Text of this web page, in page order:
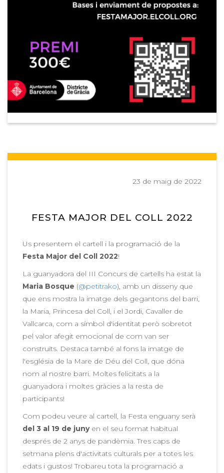
23 de maig de 2022
FESTA MAJOR DEL COLL 2022
Us presentem el cartell i la programació de la
Festa Major del Coll 2022!
La guanyadora del III Concurs de cartells ha estat la
Maria Bosque (@petitrako), amb un disseny que
que ens mostra la imatge dels gegantons del barri,
la Maria, Princesa del Coll, i el Jordi, Cavaller de
Vallcarca, com a símbol d'identitat però sobretot
pel valor afegit emocional de com van ser
construïts. Destaca també al fons la imatge de
l'església de la Mare de Déu del Coll, que dóna
nom al nostre barri. Moltes felicitats a la
guanyadora i moltes gràcies a la resta de
participants!
Com podeu veure al cartell, la Festa enguany serà
del 3 al 19 de junyen el seu format habitual
després de 2 anys de pandèmia. Tres caps de
setmana plens d'activitats culturals per a totes les
edats i gustos! Trobareu tota la programació a